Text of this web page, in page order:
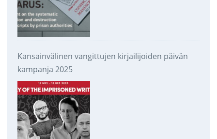
Kansainvälinen vangittujen kirjailijoiden päivän
kampanja 2025